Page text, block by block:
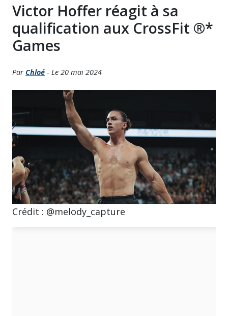
Victor Hoffer réagit à sa
qualification aux CrossFit ®*
Games
Par Chloé - Le 20 mai 2024
Crédit : @melody_capture